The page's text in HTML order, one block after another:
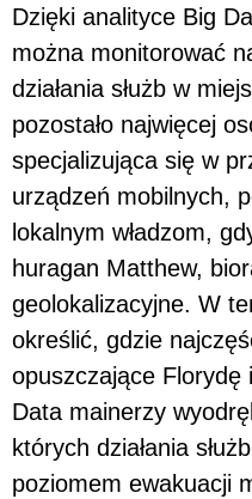
Dzięki analityce Big
można monitorować
działania służb w
pozostało najwięcej
specjalizująca się w
urządzeń mobilnych,
lokalnym władzom,
huragan Matthew,
geolokalizacyjne. W
określić, gdzie
opuszczające Florydę
Data mainerzy
których działania
poziomem ewakuacji